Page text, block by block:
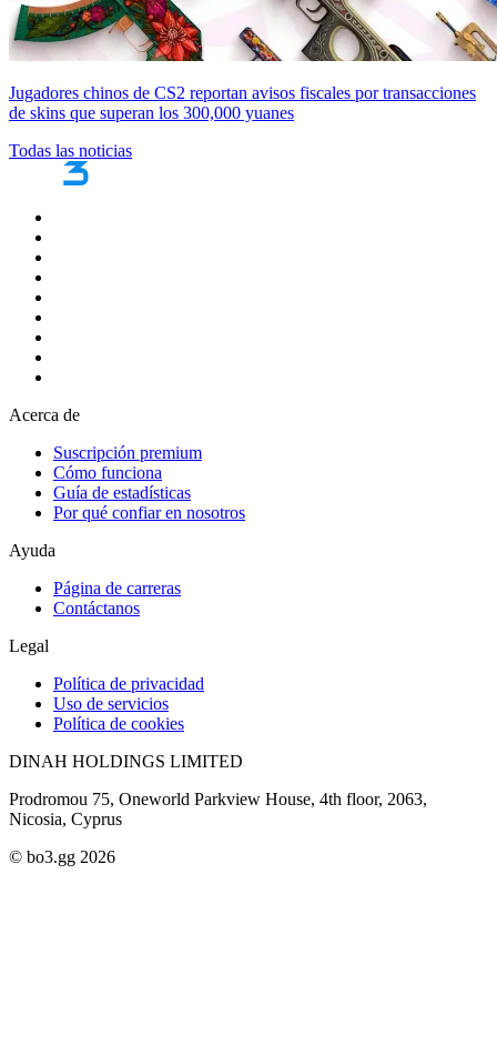
Jugadores chinos de CS2 reportan avisos fiscales por transacciones
de skins que superan los 300,000 yuanes
Todas las noticias
Acerca de
Suscripción premium
Cómo funciona
Guía de estadísticas
Por qué confiar en nosotros
Ayuda
Página de carreras
Contáctanos
Legal
Política de privacidad
Uso de servicios
Política de cookies
DINAH HOLDINGS LIMITED
Prodromou 75, Oneworld Parkview House, 4th floor, 2063,
Nicosia, Cyprus
© bo3.gg 2026